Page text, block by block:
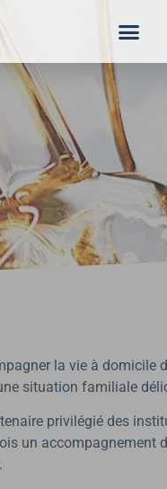
la vie à domicile
situation familiale
privilégié des
un accompagnement